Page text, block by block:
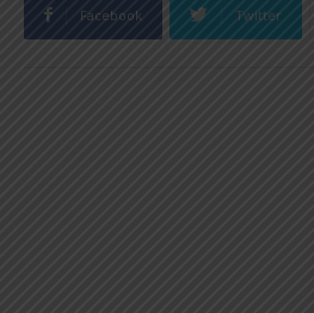
Facebook Twitter